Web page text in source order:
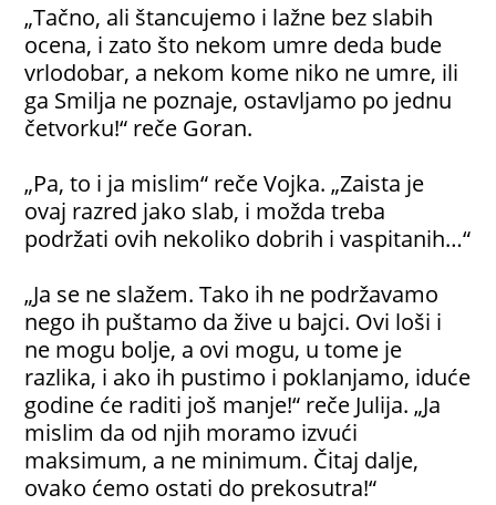
„Tačno, ali štancujemo i lažne bez slabih
ocena, i zato što nekom umre deda bude
vrlodobar, a nekom kome niko ne umre, ili
ga Smilja ne poznaje, ostavljamo po jednu
četvorku!“ reče Goran.
„Pa, to i ja mislim“ reče Vojka. „Zaista je
ovaj razred jako slab, i možda treba
podržati ovih nekoliko dobrih i vaspitanih…“
„Ja se ne slažem. Tako ih ne podržavamo
nego ih puštamo da žive u bajci. Ovi loši i
ne mogu bolje, a ovi mogu, u tome je
razlika, i ako ih pustimo i poklanjamo, iduće
godine će raditi još manje!“ reče Julija. „Ja
mislim da od njih moramo izvući
maksimum, a ne minimum. Čitaj dalje,
ovako ćemo ostati do prekosutra!“